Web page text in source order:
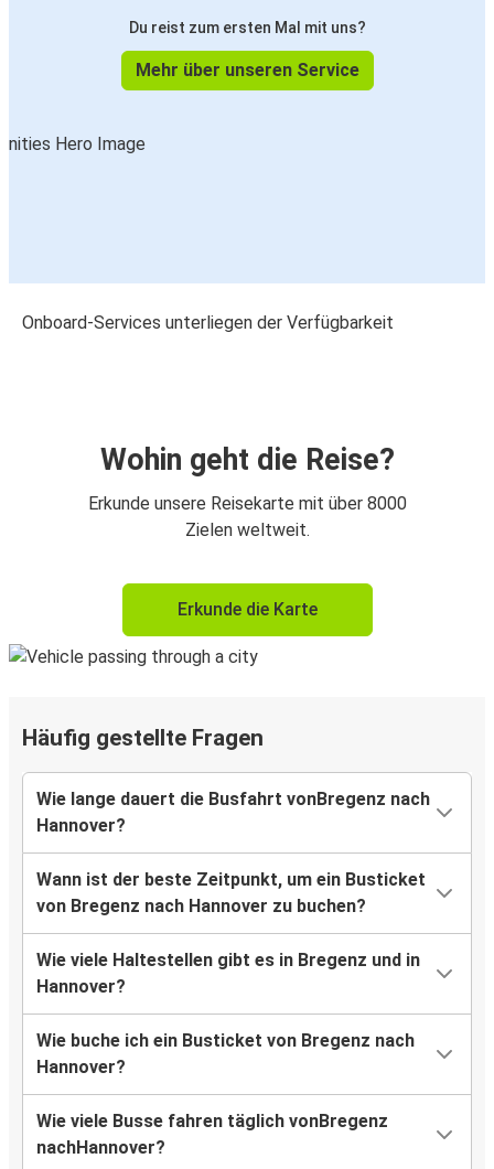
Du reist zum ersten Mal mit uns?
Mehr über unseren Service
Onboard-Services unterliegen der Verfügbarkeit
Wohin geht die Reise?
Erkunde unsere Reisekarte mit über 8000
Zielen weltweit.
Erkunde die Karte
Häufig gestellte Fragen
Wie lange dauert die Busfahrt vonBregenz nach
Hannover?
Wann ist der beste Zeitpunkt, um ein Busticket
von Bregenz nach Hannover zu buchen?
Wie viele Haltestellen gibt es in Bregenz und in
Hannover?
Wie buche ich ein Busticket von Bregenz nach
Hannover?
Wie viele Busse fahren täglich vonBregenz
nachHannover?